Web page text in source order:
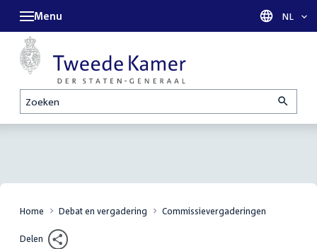
Zoeken
Menu Taal
NL
Home Debat en vergadering Commissievergaderingen
Delen